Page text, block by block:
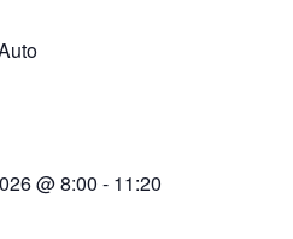
@ 8:00 - 11:20